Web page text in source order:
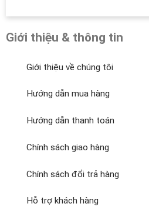
Giới thiệu & thông tin
Giới thiệu về chúng tôi
Hướng dẫn mua hàng
Hướng dẫn thanh toán
Chính sách giao hàng
Chính sách đổi trả hàng
Hỗ trợ khách hàng